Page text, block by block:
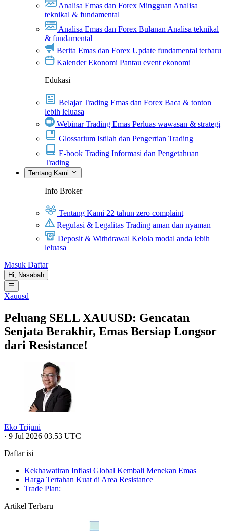
Analisa Emas dan Forex Mingguan Analisa
teknikal & fundamental
Analisa Emas dan Forex Bulanan Analisa teknikal
& fundamental
Berita Emas dan Forex Update fundamental terbaru
Kalender Ekonomi Pantau event ekonomi
Edukasi
Belajar Trading Emas dan Forex Baca & tonton
lebih leluasa
Webinar Trading Emas Perluas wawasan & strategi
Glossarium Istilah dan Pengertian Trading
E-book Trading Informasi dan Pengetahuan
Trading
Tentang Kami
Info Broker
Tentang Kami 22 tahun zero complaint
Regulasi & Legalitas Trading aman dan nyaman
Deposit & Withdrawal Kelola modal anda lebih
leluasa
Masuk Daftar
Hi, Nasabah
Xauusd
Peluang SELL XAUUSD: Gencatan
Senjata Berakhir, Emas Bersiap Longsor
dari Resistance!
Eko Trijuni
· 9 Jul 2026 03.53 UTC
Daftar isi
Kekhawatiran Inflasi Global Kembali Menekan Emas
Harga Tertahan Kuat di Area Resistance
Trade Plan:
Artikel Terbaru